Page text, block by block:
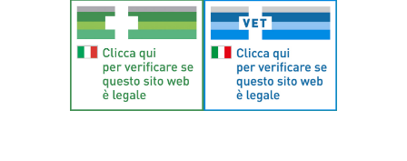
Aggiungi al carrello